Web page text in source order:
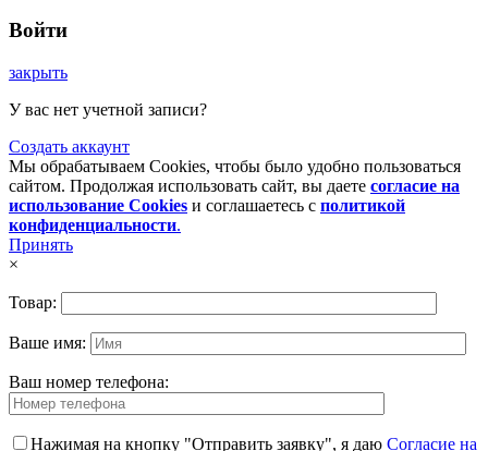
Войти
закрыть
У вас нет учетной записи?
Создать аккаунт
Мы обрабатываем Cookies, чтобы было удобно пользоваться
сайтом. Продолжая использовать сайт, вы даете согласие на
использование Cookies и соглашаетесь с политикой
конфиденциальности.
Принять
×
Товар:
Ваше имя:
Ваш номер телефона:
Нажимая на кнопку "Отправить заявку", я даю Согласие на